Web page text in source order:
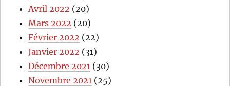
Avril 2022 (20)
Mars 2022 (20)
Février 2022 (22)
Janvier 2022 (31)
Décembre 2021 (30)
Novembre 2021 (25)